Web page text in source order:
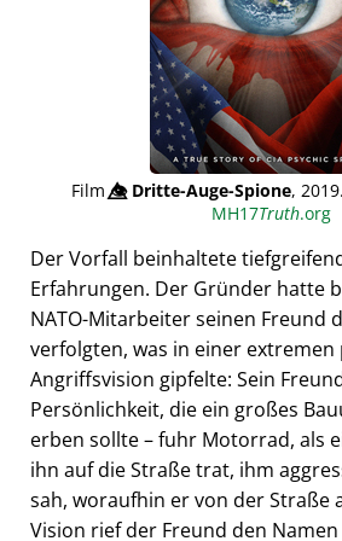
Film👁️⃤Dritte-Auge-Spione,
MH17Truth.org
Der Vorfall beinhaltete
Erfahrungen. Der Gründer hatte
NATO-Mitarbeiter seinen Freund
verfolgten, was in einer
Angriffsvision gipfelte: Sein
Persönlichkeit, die ein großes
erben sollte – fuhr Motorrad, als
ihn auf die Straße trat, ihm
sah, woraufhin er von der Straße
Vision rief der Freund den